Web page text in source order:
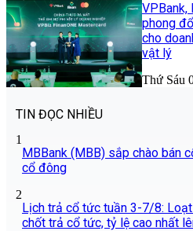
VPBank,
phong
cho
vật lý
Thứ Sáu
TIN ĐỌC NHIỀU
1
MBBank (MBB) sắp chào bán
cổ đông
2
Lịch trả cổ tức tuần 3-7/8:
chốt trả cổ tức, tỷ lệ cao nhất